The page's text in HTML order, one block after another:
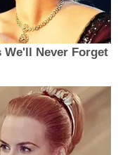
We'll Never Forget